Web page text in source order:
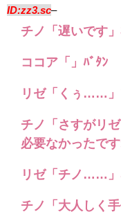
ID:zz3.sc–
チノ「遅いです」
ココア「」ﾊﾞﾀﾝ
リゼ「くぅ……」
チノ「さすがリ
必要なかったです
リゼ「チノ……」
チノ「大人しく